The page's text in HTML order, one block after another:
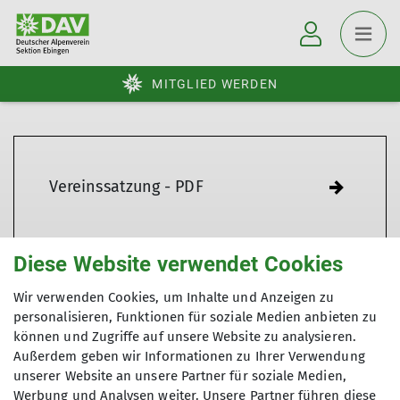
MITGLIED WERDEN
Vereinssatzung - PDF
Sektion Ebingen des Deutschen Alpenvereins e.V.
Diese Website verwendet Cookies
Wir verwenden Cookies, um Inhalte und Anzeigen zu
personalisieren, Funktionen für soziale Medien anbieten zu
können und Zugriffe auf unsere Website zu analysieren.
Außerdem geben wir Informationen zu Ihrer Verwendung
unserer Website an unsere Partner für soziale Medien,
Werbung und Analysen weiter. Unsere Partner führen diese